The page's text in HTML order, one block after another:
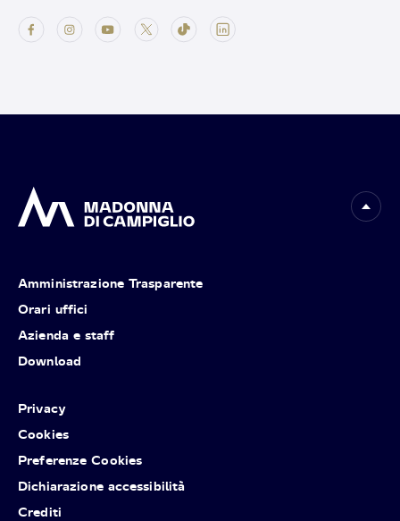
Amministrazione Trasparente
Orari uffici
Azienda e staff
Download
Privacy
Cookies
Preferenze Cookies
Dichiarazione accessibilità
Crediti